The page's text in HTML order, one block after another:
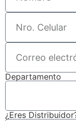
Departamento
¿Eres